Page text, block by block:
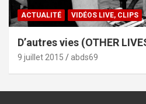
ACTUALITÉ VIDÉOS LIVE, CLIPS
D’autres vies (OTHER
9 juillet 2015 abds69